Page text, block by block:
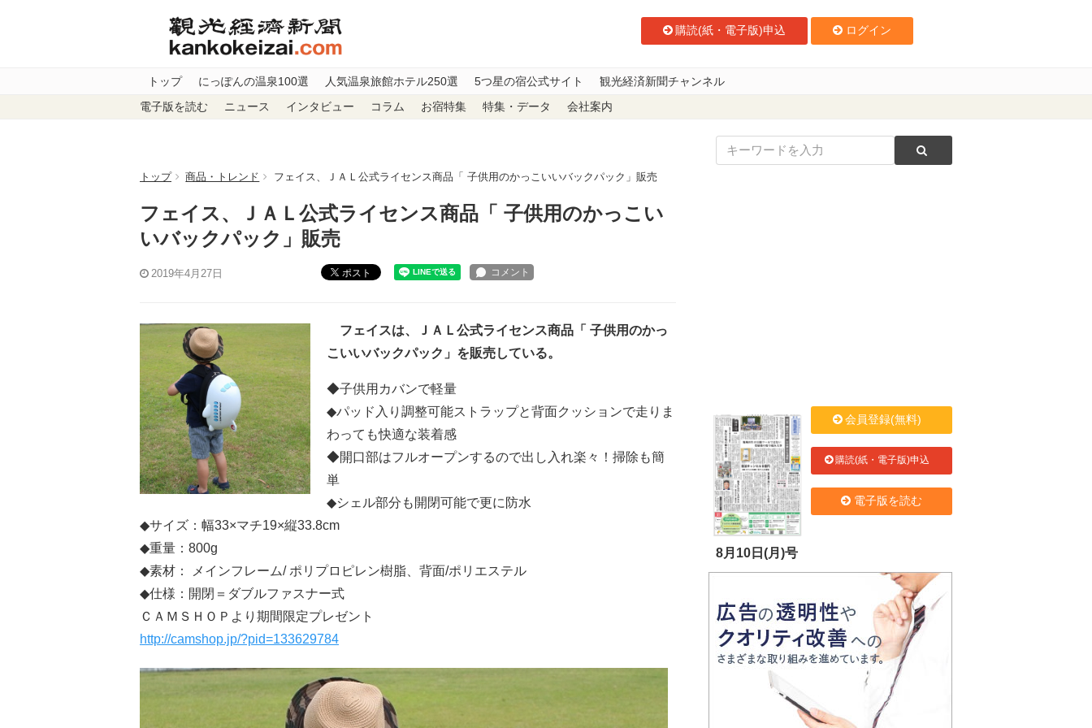
購読(紙・電子版)申込 ログイン
トップ にっぽんの温泉100選 人気温泉旅館ホテル250選 5つ星の宿公式サイト 観光経済新聞チャンネル
電子版を読む ニュース インタビュー コラム お宿特集 特集・データ 会社案内
トップ 商品・トレンド フェイス、ＪＡＬ公式ライセンス商品「 子供用のかっこいいバックパック」販売
フェイス、ＪＡＬ公式ライセンス商品「 子供用のかっこい
いバックパック」販売
2019年4月27日 ポスト
フェイスは、ＪＡＬ公式ライセンス商品「 子供用のかっ
こいいバックパック」を販売している。
◆子供用カバンで軽量
◆パッド入り調整可能ストラップと背面クッションで走りま
わっても快適な装着感
◆開口部はフルオープンするので出し入れ楽々！掃除も簡
単
◆シェル部分も開閉可能で更に防水
◆サイズ：幅33×マチ19×縦33.8cm
◆重量：800g
◆素材： メインフレーム/ ポリプロピレン樹脂、背面/ポリエステル
◆仕様：開閉＝ダブルファスナー式
ＣＡＭＳＨＯＰより期間限定プレゼント
http://camshop.jp/?pid=133629784
8月10日(月)号
会員登録(無料)
購読(紙・電子版)申込
電子版を読む